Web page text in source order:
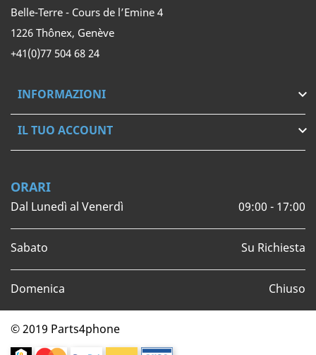
Belle-Terre - Cours de l’Emine 4
1226 Thônex, Genève
+41(0)77 504 68 24
INFORMAZIONI 
IL TUO ACCOUNT 
ORARI
Dal Lunedì al Venerdì 09:00 - 17:00
Sabato Su Richiesta
Domenica Chiuso
© 2019 Parts4phone